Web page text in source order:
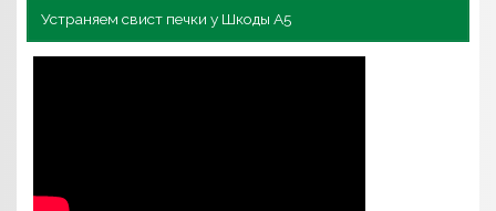
Устраняем свист печки у Шкоды А5